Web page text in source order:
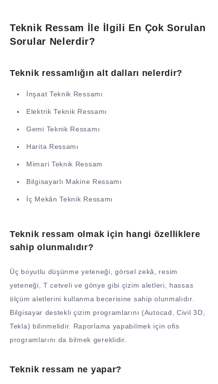
Teknik Ressam İle İlgili En Çok Sorulan
Sorular Nelerdir?
Teknik ressamlığın alt dalları nelerdir?
İnşaat Teknik Ressamı
Elektrik Teknik Ressamı
Gemi Teknik Ressamı
Harita Ressamı
Mimari Teknik Ressam
Bilgisayarlı Makine Ressamı
İç Mekân Teknik Ressamı
Teknik ressam olmak için hangi özelliklere
sahip olunmalıdır?
Üç boyutlu düşünme yeteneği, görsel zekâ, resim
yeteneği, T cetveli ve gönye gibi çizim aletleri, hassas
ölçüm aletlerini kullanma becerisine sahip olunmalıdır.
Bilgisayar destekli çizim programlarını (Autocad, Civil 3D,
Tekla) bilinmelidir. Raporlama yapabilmek için ofis
programlarını da bilmek gereklidir.
Teknik ressam ne yapar?